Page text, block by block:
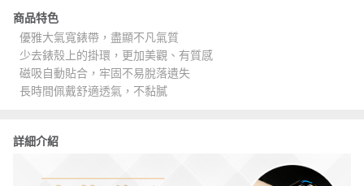
商品特色
優雅大氣寬錶帶，盡顯不凡氣質
少去錶殼上的掛環，更加美觀、有質感
磁吸自動貼合，牢固不易脫落遺失
長時間佩戴舒適透氣，不黏膩
詳細介紹